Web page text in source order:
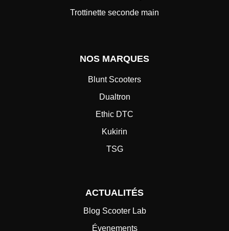
Trottinette seconde main
NOS MARQUES
Blunt Scooters
Dualtron
Ethic DTC
Kukirin
TSG
ACTUALITÉS
Blog Scooter Lab
Évenements